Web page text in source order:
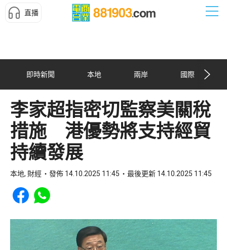
直播
即時新聞 本地 兩岸 國際
李家超指密切監察美關稅
措施 港優勢將支持經貿
持續發展
本地, 財經 發佈 14.10.2025 11:45 最後更新 14.10.2025 11:45
Share to Facebook
Share to WhatsApp